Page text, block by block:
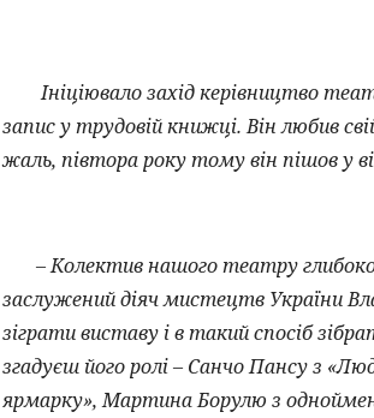
Ініціювало захід керівництво
запис у трудовій книжці. Він любив
жаль, півтора року тому він пішов у
– Колектив нашого театру глибоко
заслужений діяч мистецтв України
зіграти виставу і в такий спосіб
згадуєш його ролі – Санчо Пансу з
ярмарку», Мартина Борулю з